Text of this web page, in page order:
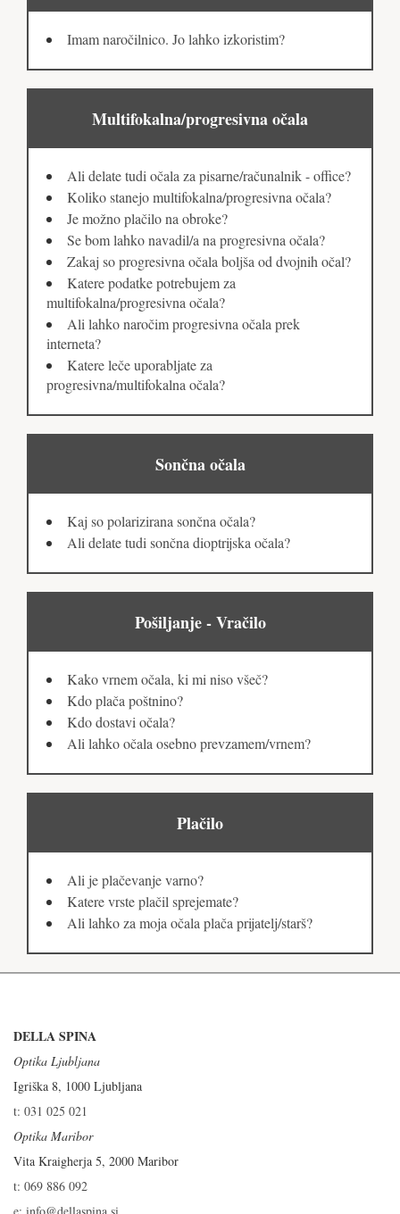
Imam naročilnico. Jo lahko izkoristim?
Multifokalna/progresivna očala
Ali delate tudi očala za pisarne/računalnik - office?
Koliko stanejo multifokalna/progresivna očala?
Je možno plačilo na obroke?
Se bom lahko navadil/a na progresivna očala?
Zakaj so progresivna očala boljša od dvojnih očal?
Katere podatke potrebujem za
multifokalna/progresivna očala?
Ali lahko naročim progresivna očala prek
interneta?
Katere leče uporabljate za
progresivna/multifokalna očala?
Sončna očala
Kaj so polarizirana sončna očala?
Ali delate tudi sončna dioptrijska očala?
Pošiljanje - Vračilo
Kako vrnem očala, ki mi niso všeč?
Kdo plača poštnino?
Kdo dostavi očala?
Ali lahko očala osebno prevzamem/vrnem?
Plačilo
Ali je plačevanje varno?
Katere vrste plačil sprejemate?
Ali lahko za moja očala plača prijatelj/starš?
DELLA SPINA
Optika Ljubljana
Igriška 8, 1000 Ljubljana
t: 031 025 021
Optika Maribor
Vita Kraigherja 5, 2000 Maribor
t: 069 886 092